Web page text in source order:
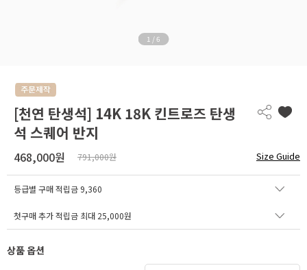
1 /6
[천연 탄생석] 14K 18K 킨트로즈 탄생
석 스퀘어 반지
468,000원 791,000원 Size Guide
등급별 구매 적립금 9,360
첫구매 추가 적립금 최대 25,000원
상품 옵션